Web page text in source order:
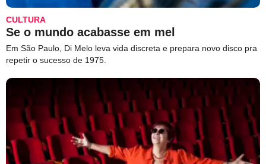
CULTURA
Se o mundo acabasse em mel
Em São Paulo, Di Melo leva vida discreta e prepara novo disco pra
repetir o sucesso de 1975.